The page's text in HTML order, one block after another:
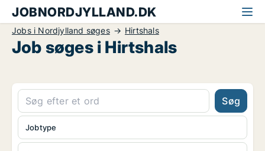
JOBNORDJYLLAND.DK
Jobs i Nordjylland søges Hirtshals
Job søges i Hirtshals
Søg
Jobtype